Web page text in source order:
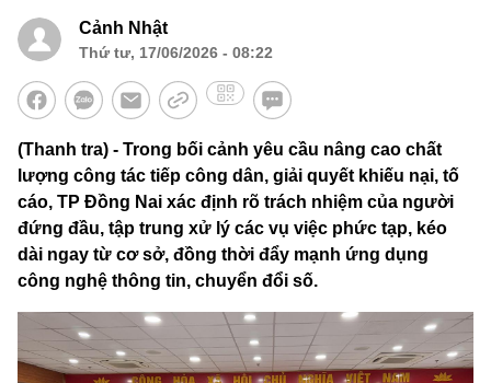
Cảnh Nhật
Thứ tư, 17/06/2026 - 08:22
(Thanh tra) - Trong bối cảnh yêu cầu nâng cao chất
lượng công tác tiếp công dân, giải quyết khiếu nại, tố
cáo, TP Đồng Nai xác định rõ trách nhiệm của người
đứng đầu, tập trung xử lý các vụ việc phức tạp, kéo
dài ngay từ cơ sở, đồng thời đẩy mạnh ứng dụng
công nghệ thông tin, chuyển đổi số.